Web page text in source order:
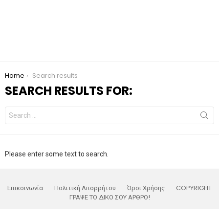
You are here:
Home Search results
SEARCH RESULTS FOR:
Search
for:
Please enter some text to search.
Επικοινωνία Πολιτική Απορρήτου Όροι Χρήσης
COPYRIGHT
ΓΡΑΨΕ ΤΟ ΔΙΚΟ ΣΟΥ ΑΡΘΡΟ!